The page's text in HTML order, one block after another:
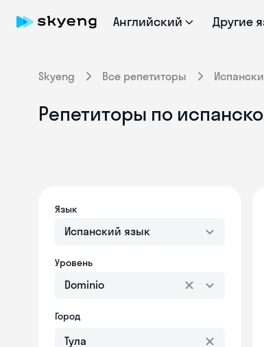
Английский Другие
Skyeng Все репетиторы
Репетиторы по
Язык
Испанский язык
Уровень
Dominio
Город